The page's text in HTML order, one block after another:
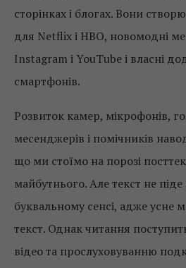
сторінках і блогах. Вони
для Netflix і HBO, новомодні
Instagram і YouTube і власні
смартфонів.
Розвиток камер, мікрофонів,
месенджерів і помічників
що ми стоїмо на порозі
майбутнього. Але текст не
буквальному сенсі, адже усне
текст. Однак читання
відео та прослуховуванню